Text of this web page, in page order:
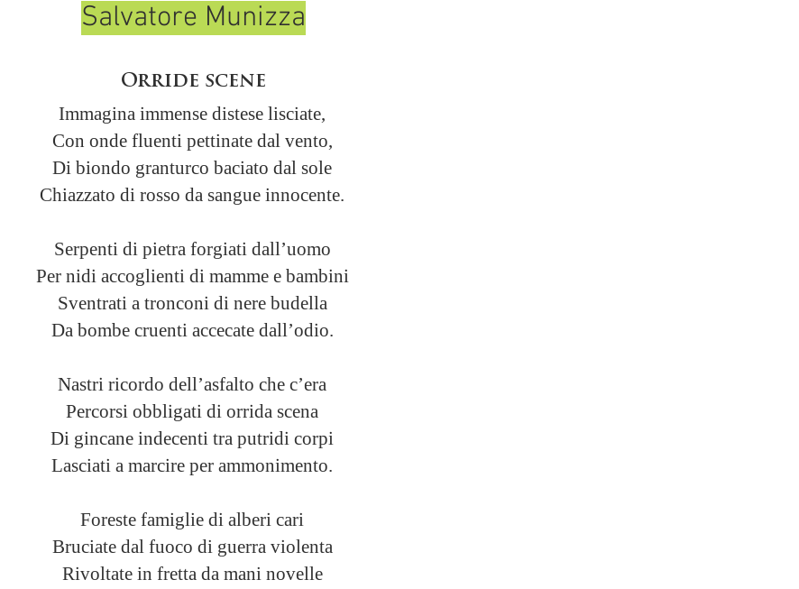
Salvatore Munizza
Orride scene
Immagina immense distese lisciate,
Con onde fluenti pettinate dal vento,
Di biondo granturco baciato dal sole
Chiazzato di rosso da sangue innocente.
Serpenti di pietra forgiati dall’uomo
Per nidi accoglienti di mamme e bambini
Sventrati a tronconi di nere budella
Da bombe cruenti accecate dall’odio.
Nastri ricordo dell’asfalto che c’era
Percorsi obbligati di orrida scena
Di gincane indecenti tra putridi corpi
Lasciati a marcire per ammonimento.
Foreste famiglie di alberi cari
Bruciate dal fuoco di guerra violenta
Rivoltate in fretta da mani novelle